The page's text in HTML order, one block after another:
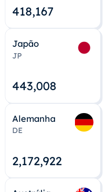
418,167
Japão
JP
443,008
Alemanha
DE
2,172,922